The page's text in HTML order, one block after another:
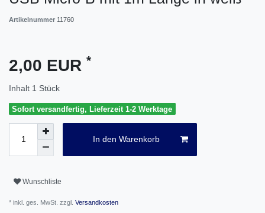
Artikelnummer 11760
2,00 EUR *
Inhalt 1 Stück
Sofort versandfertig, Lieferzeit 1-2 Werktage
In den Warenkorb
Wunschliste
* inkl. ges. MwSt. zzgl. Versandkosten